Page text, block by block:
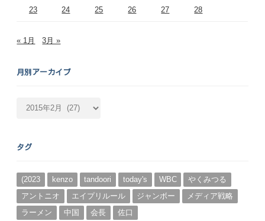
23 24 25 26 27 28
« 1月 3月 »
月別アーカイブ
カ
ブ
タグ
(2023 kenzo tandoori today's WBC
やくみつる
アントニオ
エイプリルール ジャンボー
メディア戦略
ラーメン
中国 会長
佐口